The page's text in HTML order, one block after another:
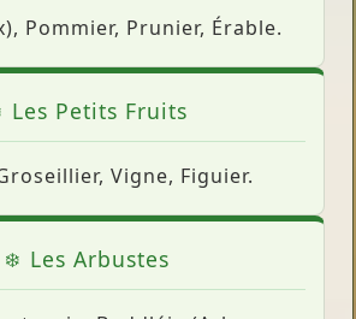
Pommier, Prunier, Érable.
Les Petits Fruits
Vigne, Figuier.
Les Arbustes